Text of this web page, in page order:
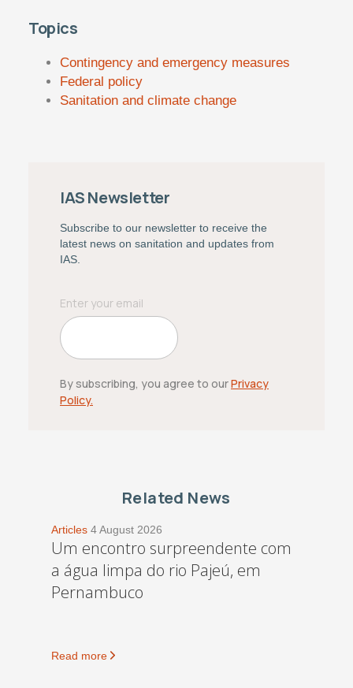
Topics
Contingency and emergency measures
Federal policy
Sanitation and climate change
IAS Newsletter
Subscribe to our newsletter to receive the
latest news on sanitation and updates from
IAS.
By subscribing, you agree to ourPrivacy
Policy.
Related News
Articles 4 August 2026
Um encontro surpreendente com
a água limpa do rio Pajeú, em
Pernambuco
Read more